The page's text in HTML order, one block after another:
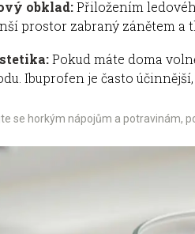
obklad:Přiložením
prostor zabraný zánětem a
Pokud máte doma
Ibuprofen je často
se horkým nápojům a potravinám,